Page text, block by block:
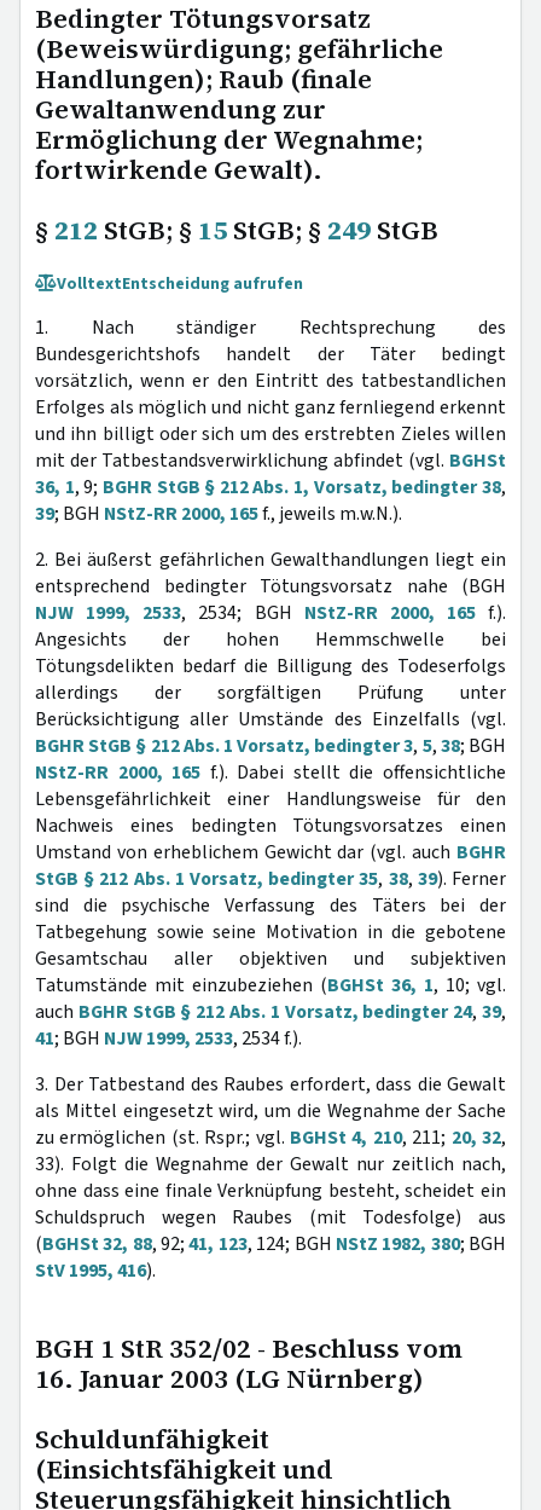
Bedingter Tötungsvorsatz
(Beweiswürdigung; gefährliche
Handlungen); Raub (finale
Gewaltanwendung zur
Ermöglichung der Wegnahme;
fortwirkende Gewalt).
§ 212 StGB; § 15 StGB; § 249 StGB
VolltextEntscheidung aufrufen
1. Nach ständiger Rechtsprechung des
Bundesgerichtshofs handelt der Täter bedingt
vorsätzlich, wenn er den Eintritt des tatbestandlichen
Erfolges als möglich und nicht ganz fernliegend erkennt
und ihn billigt oder sich um des erstrebten Zieles willen
mit der Tatbestandsverwirklichung abfindet (vgl. BGHSt
36, 1, 9; BGHR StGB § 212 Abs. 1, Vorsatz, bedingter 38,
39; BGH NStZ-RR 2000, 165f., jeweils m.w.N.).
2. Bei äußerst gefährlichen Gewalthandlungen liegt ein
entsprechend bedingter Tötungsvorsatz nahe (BGH
NJW 1999, 2533, 2534; BGH NStZ-RR 2000, 165f.).
Angesichts der hohen Hemmschwelle bei
Tötungsdelikten bedarf die Billigung des Todeserfolgs
allerdings der sorgfältigen Prüfung unter
Berücksichtigung aller Umstände des Einzelfalls (vgl.
BGHR StGB § 212 Abs. 1 Vorsatz, bedingter 3, 5,38; BGH
NStZ-RR 2000, 165 f.). Dabei stellt die offensichtliche
Lebensgefährlichkeit einer Handlungsweise für den
Nachweis eines bedingten Tötungsvorsatzes einen
Umstand von erheblichem Gewicht dar (vgl. auch BGHR
StGB § 212 Abs. 1 Vorsatz, bedingter 35, 38, 39). Ferner
sind die psychische Verfassung des Täters bei der
Tatbegehung sowie seine Motivation in die gebotene
Gesamtschau aller objektiven und subjektiven
Tatumstände mit einzubeziehen (BGHSt 36, 1, 10; vgl.
auch BGHR StGB § 212 Abs. 1 Vorsatz, bedingter 24,39,
41; BGH NJW 1999, 2533, 2534 f.).
3. Der Tatbestand des Raubes erfordert, dass die Gewalt
als Mittel eingesetzt wird, um die Wegnahme der Sache
zu ermöglichen (st. Rspr.; vgl. BGHSt 4, 210, 211; 20, 32,
33). Folgt die Wegnahme der Gewalt nur zeitlich nach,
ohne dass eine finale Verknüpfung besteht, scheidet ein
Schuldspruch wegen Raubes (mit Todesfolge) aus
(BGHSt 32, 88, 92;41, 123, 124; BGH NStZ 1982, 380; BGH
StV 1995, 416).
BGH 1 StR 352/02 - Beschluss vom
16. Januar 2003 (LG Nürnberg)
Schuldunfähigkeit
(Einsichtsfähigkeit und
Steuerungsfähigkeit hinsichtlich